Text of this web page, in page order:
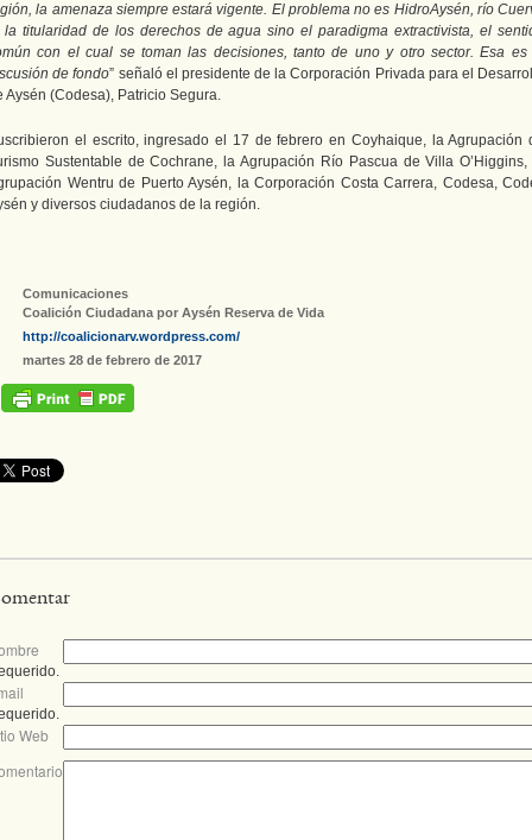
la amenaza siempre estará vigente. El problema no es HidroAysén, río
la titularidad de los derechos de agua sino el paradigma extractivista, el
con el cual se toman las decisiones, tanto de uno y otro sector. Esa es
de fondo” señaló el presidente de la Corporación Privada para el
Aysén (Codesa), Patricio Segura.
el escrito, ingresado el 17 de febrero en Coyhaique, la Agrupación
Sustentable de Cochrane, la Agrupación Río Pascua de Villa O’Higgins,
Wentru de Puerto Aysén, la Corporación Costa Carrera, Codesa,
y diversos ciudadanos de la región.
Comunicaciones
Coalición Ciudadana por Aysén Reserva de Vida
http://coalicionarv.wordpress.com/
martes 28 de febrero de 2017
Web